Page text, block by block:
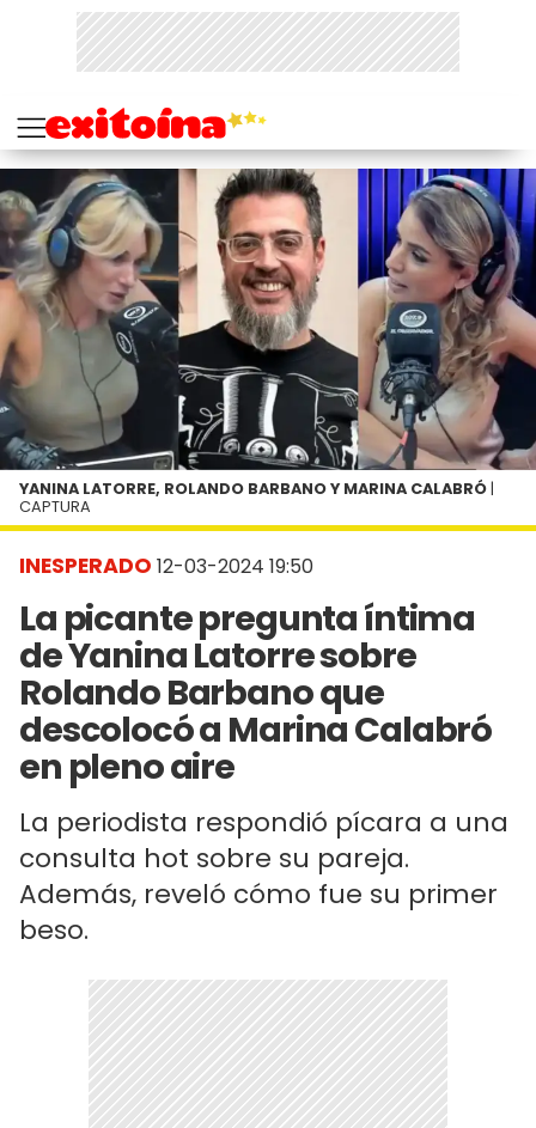
INESPERADO 12-03-2024 19:50
La picante pregunta íntima
de Yanina Latorre sobre
Rolando Barbano que
descolocó a Marina Calabró
en pleno aire
La periodista respondió pícara a una
consulta hot sobre su pareja.
Además, reveló cómo fue su primer
beso.
YANINA LATORRE, ROLANDO BARBANO Y MARINA CALABRÓ |
CAPTURA